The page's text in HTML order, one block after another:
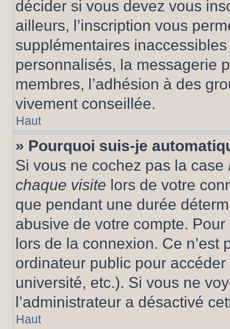
décider si vous devez vous
ailleurs, l’inscription vous
supplémentaires
personnalisés, la messagerie
membres, l’adhésion à des
vivement conseillée.
Haut
» Pourquoi suis-je
Si vous ne cochez pas la case
chaque visite lors de votre
que pendant une durée
abusive de votre compte.
lors de la connexion. Ce
ordinateur public pour
université, etc.). Si vous ne
l’administrateur a désactivé
Haut